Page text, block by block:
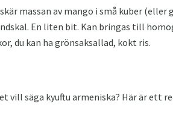
massan av mango i små kuber (eller
En liten bit. Kan bringas till
du kan ha grönsaksallad, kokt ris.
vill säga kyuftu armeniska? Här är ett